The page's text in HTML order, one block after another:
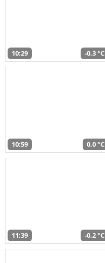
10:29 -0,3 °C
10:59 0,0 °C
11:39 -0,2 °C